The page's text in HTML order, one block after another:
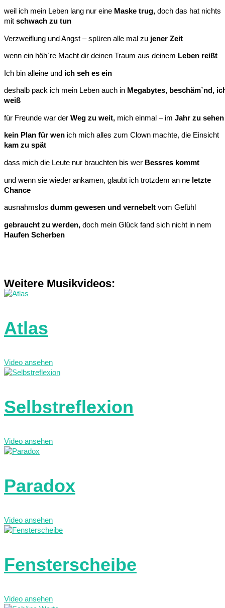
weil ich mein Leben lang nur eine Maske trug, doch das hat nichts
mit schwach zu tun
Verzweiflung und Angst – spüren alle mal zu jener Zeit
wenn ein höh`re Macht dir deinen Traum aus deinem Leben reißt
Ich bin alleine und ich seh es ein
deshalb pack ich mein Leben auch in Megabytes, beschäm`nd,
weiß
für Freunde war der Weg zu weit, mich einmal – im Jahr zu sehen
kein Plan für wen ich mich alles zum Clown machte, die Einsicht
kam zu spät
dass mich die Leute nur brauchten bis wer Bessres kommt
und wenn sie wieder ankamen, glaubt ich trotzdem an ne letzte
Chance
ausnahmslos dumm gewesen und vernebelt vom Gefühl
gebraucht zu werden, doch mein Glück fand sich nicht in nem
Haufen Scherben
Weitere Musikvideos:
Atlas
Video ansehen
Selbstreflexion
Video ansehen
Paradox
Video ansehen
Fensterscheibe
Video ansehen